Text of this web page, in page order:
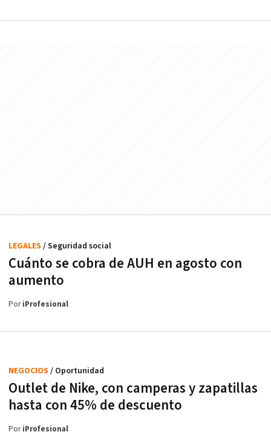
Cuánto se cobra de AUH en agosto con
aumento
LEGALES / Seguridad social
PoriProfesional
Outlet de Nike, con camperas y zapatillas
hasta con 45% de descuento
NEGOCIOS / Oportunidad
PoriProfesional